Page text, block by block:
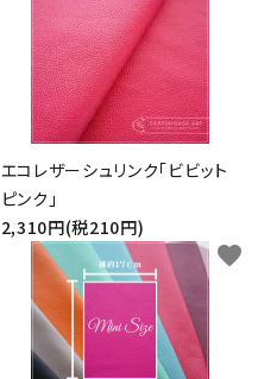
エコレザーシュリンク「ビビット
ピンク」
2,310円(税210円)
favorite